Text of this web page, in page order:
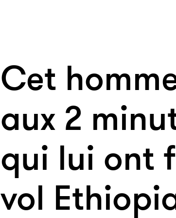
Cet
aux 2
qui lui ont
vol